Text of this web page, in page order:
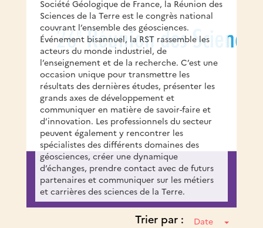
Société Géologique de France, la Réunion des
Sciences de la Terre est le congrès national
couvrant l’ensemble des géosciences.
Événement bisannuel, la RST rassemble les
acteurs du monde industriel, de
l’enseignement et de la recherche. C’est une
occasion unique pour transmettre les
résultats des dernières études, présenter les
grands axes de développement et
communiquer en matière de savoir-faire et
d’innovation. Les professionnels du secteur
peuvent également y rencontrer les
spécialistes des différents domaines des
géosciences, créer une dynamique
d’échanges, prendre contact avec de futurs
partenaires et communiquer sur les métiers
et carrières des sciences de la Terre.
Trier par : Date